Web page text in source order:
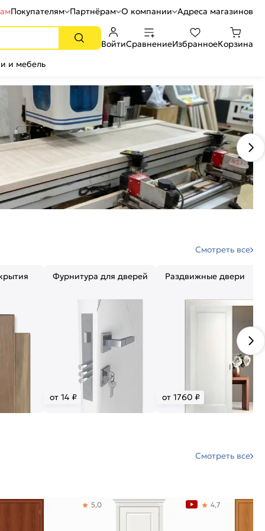
Покупателям Партнёрам О компании Адреса магазинов
ВойтиСравнениеИзбранноеКорзина
и мебель
Смотреть все
Фурнитура для дверей
от 14 ₽
Раздвижные двери
от 1760 ₽
Смотреть все
5,0 4,7